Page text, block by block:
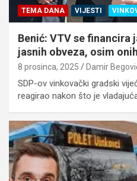
TEMA DANA VIJESTI
Benić: VTV se financira
jasnih obveza, osim
8 prosinca, 2025 Damir
SDP-ov vinkovački gradski
reagirao nakon što je